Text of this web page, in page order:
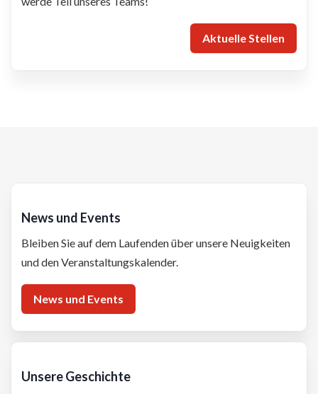
Aktuelle Stellen
News und Events
Bleiben Sie auf dem Laufenden über unsere Neuigkeiten
und den Veranstaltungskalender.
News und Events
UnsereGeschichte